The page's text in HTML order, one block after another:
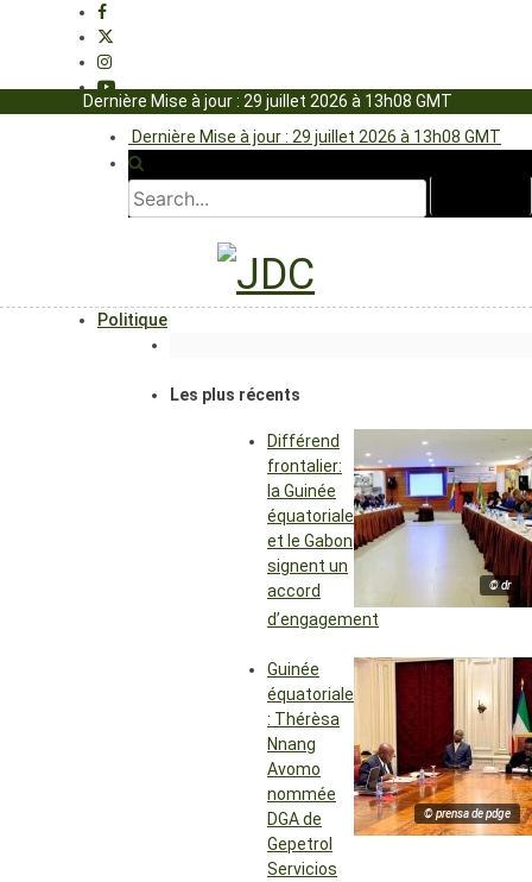
Dernière Mise à jour : 29 juillet 2026 à 13h08 GMT
Dernière Mise à jour : 29 juillet 2026 à 13h08 GMT
Politique
Les plus récents
© dr
Différend
frontalier:
la Guinée
équatoriale
et le Gabon
signent un
accord
d’engagement
© prensa de pdge
Guinée
équatoriale
: Thérèsa
Nnang
Avomo
nommée
DGA de
Gepetrol
Servicios